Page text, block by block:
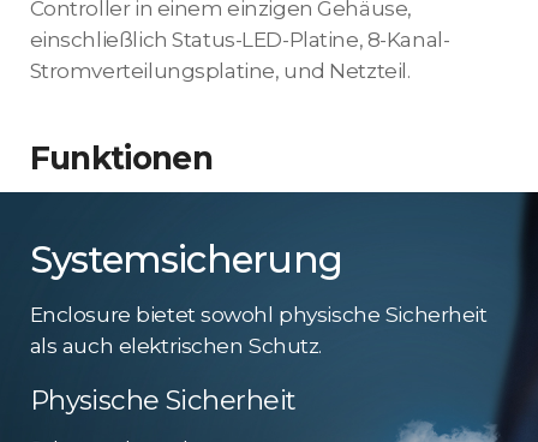
Controller in einem einzigen Gehäuse,
einschließlich Status-LED-Platine, 8-Kanal-
Stromverteilungsplatine, und Netzteil.
Funktionen
Systemsicherung
Enclosure bietet sowohl physische Sicherheit
als auch elektrischen Schutz.
Physische Sicherheit